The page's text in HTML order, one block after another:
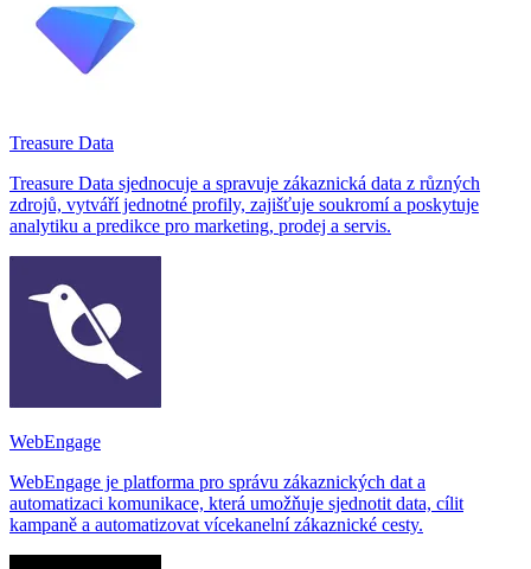
Treasure Data
Treasure Data sjednocuje a spravuje zákaznická data z různých
zdrojů, vytváří jednotné profily, zajišťuje soukromí a poskytuje
analytiku a predikce pro marketing, prodej a servis.
WebEngage
WebEngage je platforma pro správu zákaznických dat a
automatizaci komunikace, která umožňuje sjednotit data, cílit
kampaně a automatizovat vícekanelní zákaznické cesty.